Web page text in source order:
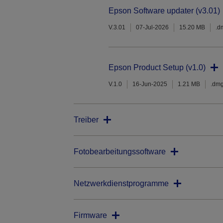
Epson Software updater (v3.01)
V.3.01 07-Jul-2026 15.20 MB
Epson Product Setup (v1.0)
V.1.0 16-Jun-2025 1.21 MB
Treiber
Fotobearbeitungssoftware
Netzwerkdienstprogramme
Firmware